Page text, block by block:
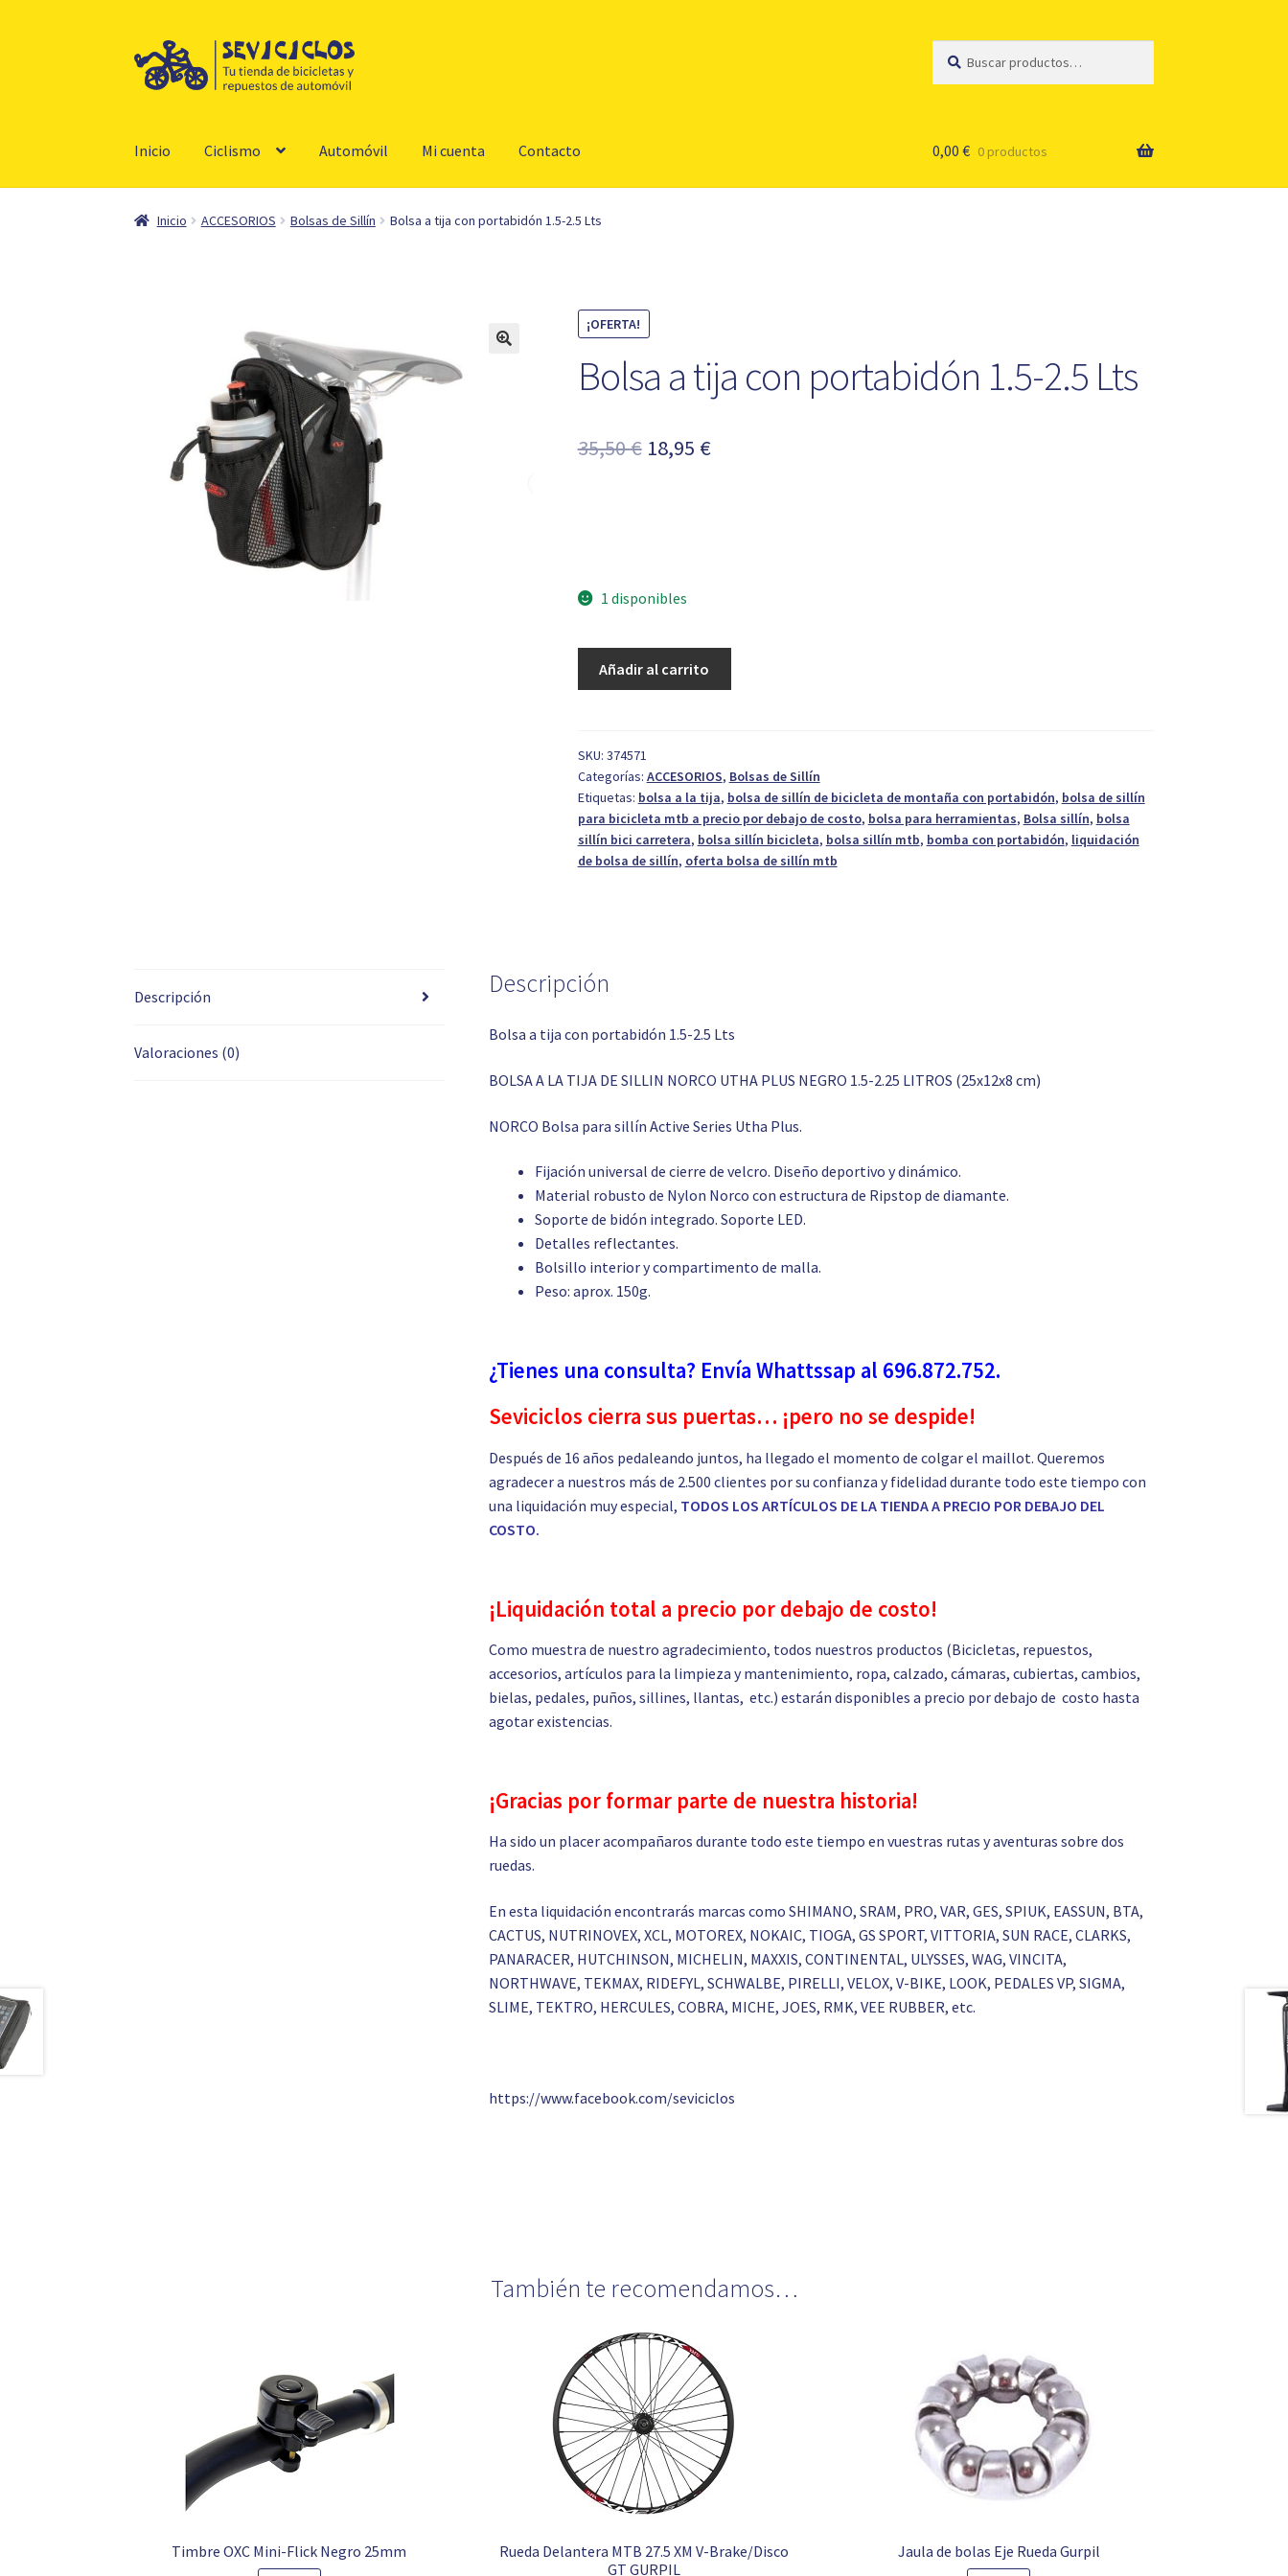
Ir
a
Ir
al
por:
Inicio Ciclismo Automóvil Mi cuenta Contacto 0,00 € 0 productos
Inicio ACCESORIOS Bolsas de Sillín Bolsa a tija con portabidón 1.5-2.5 Lts
¡OFERTA!
Bolsa a tija con portabidón 1.5-2.5 Lts
35,50€ El
18,95 €El
1 disponibles
portabidón
1.5-
2.5
Lts
cantidad
Añadir al carrito
SKU: 374571
Categorías: ACCESORIOS, Bolsas de Sillín
Etiquetas: bolsa a la tija, bolsa de sillín de bicicleta de montaña con portabidón, bolsa de sillín
para bicicleta mtb a precio por debajo de costo, bolsa para herramientas, Bolsa sillín, bolsa
sillín bici carretera, bolsa sillín bicicleta, bolsa sillín mtb, bomba con portabidón, liquidación
de bolsa de sillín, oferta bolsa de sillín mtb
Descripción
Valoraciones (0)
Descripción
Bolsa a tija con portabidón 1.5-2.5 Lts
BOLSA A LA TIJA DE SILLIN NORCO UTHA PLUS NEGRO 1.5-2.25 LITROS (25x12x8 cm)
NORCO Bolsa para sillínActive Series Utha Plus.
Fijación universal de cierre de velcro. Diseño deportivo y dinámico.
Material robusto de Nylon Norco con estructura de Ripstop de diamante.
Soporte de bidón integrado. Soporte LED.
Detalles reflectantes.
Bolsillo interior y compartimento de malla.
Peso: aprox. 150g.
¿Tienes una consulta? Envía Whattssap al 696.872.752.
Seviciclos cierra sus puertas… ¡pero no se despide!
Después de 16 años pedaleando juntos, ha llegado el momento de colgar el maillot. Queremos
agradecer a nuestros más de 2.500 clientes por su confianza y fidelidad durante todo este tiempo con
una liquidación muy especial, TODOS LOS ARTÍCULOS DE LA TIENDA A PRECIO POR DEBAJO DEL
COSTO.
¡Liquidación total a precio por debajo de costo!
Como muestra de nuestro agradecimiento, todos nuestros productos (Bicicletas, repuestos,
accesorios, artículos para la limpieza y mantenimiento, ropa, calzado, cámaras, cubiertas, cambios,
bielas, pedales, puños, sillines, llantas, etc.) estarán disponibles a precio por debajo de costo hasta
agotar existencias.
¡Gracias por formar parte de nuestra historia!
Ha sido un placer acompañaros durante todo este tiempo en vuestras rutas y aventuras sobre dos
ruedas.
En esta liquidación encontrarás marcas como SHIMANO, SRAM, PRO, VAR, GES, SPIUK, EASSUN, BTA,
CACTUS, NUTRINOVEX, XCL, MOTOREX, NOKAIC, TIOGA, GS SPORT, VITTORIA, SUN RACE, CLARKS,
PANARACER, HUTCHINSON, MICHELIN, MAXXIS, CONTINENTAL, ULYSSES, WAG, VINCITA,
NORTHWAVE, TEKMAX, RIDEFYL, SCHWALBE, PIRELLI, VELOX, V-BIKE, LOOK, PEDALES VP, SIGMA,
SLIME, TEKTRO, HERCULES, COBRA, MICHE, JOES, RMK, VEE RUBBER, etc.
https://www.facebook.com/seviciclos
También te recomendamos…
Timbre OXC Mini-Flick Negro 25mm
Rueda Delantera MTB 27.5 XM V-Brake/Disco
GT GURPIL
Jaula de bolas Eje Rueda Gurpil